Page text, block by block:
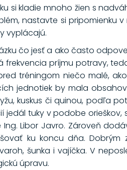
si kladie mnoho žien s
nastavte si pripomienku
vyplácajú.
čo jesť a ako často
frekvencia príjmu potravy,
tréningom niečo malé,
jednotiek by mala
kuskus či quinou, podľa
jedál tuky v podobe
Ing. Libor Javro. Zároveň
ku koncu dňa. Dobrým
šunka i vajíčka. V
úpravu.